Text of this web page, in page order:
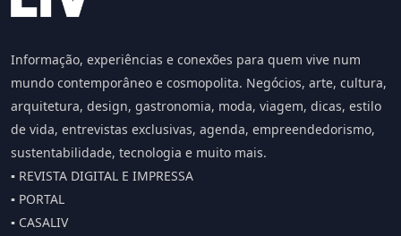
Informação, experiências e conexões para quem vive num
mundo contemporâneo e cosmopolita. Negócios, arte, cultura,
arquitetura, design, gastronomia, moda, viagem, dicas, estilo
de vida, entrevistas exclusivas, agenda, empreendedorismo,
sustentabilidade, tecnologia e muito mais.
▪️ REVISTA DIGITAL E IMPRESSA
▪️ PORTAL
▪️ CASALIV